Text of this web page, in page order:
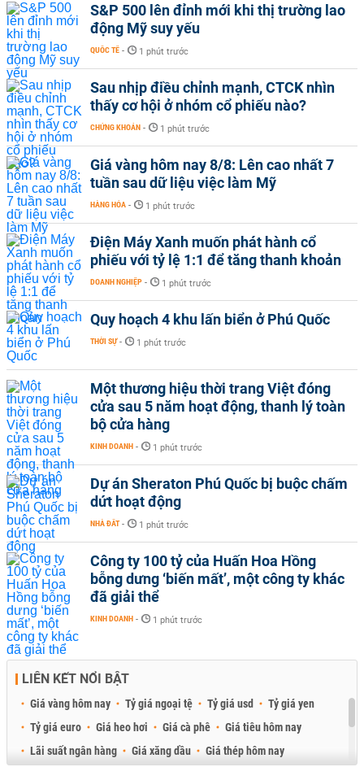
S&P 500 lên đỉnh mới khi thị trường lao
động Mỹ suy yếu
QUỐC TẾ - 1 phút trước
Sau nhịp điều chỉnh mạnh, CTCK nhìn
thấy cơ hội ở nhóm cổ phiếu nào?
CHỨNG KHOÁN - 1 phút trước
Giá vàng hôm nay 8/8: Lên cao nhất 7
tuần sau dữ liệu việc làm Mỹ
HÀNG HÓA - 1 phút trước
Điện Máy Xanh muốn phát hành cổ
phiếu với tỷ lệ 1:1 để tăng thanh khoản
DOANH NGHIỆP - 1 phút trước
Quy hoạch 4 khu lấn biển ở Phú Quốc
THỜI SỰ - 1 phút trước
Một thương hiệu thời trang Việt đóng
cửa sau 5 năm hoạt động, thanh lý toàn
bộ cửa hàng
KINH DOANH - 1 phút trước
Dự án Sheraton Phú Quốc bị buộc chấm
dứt hoạt động
NHÀ ĐẤT - 1 phút trước
Công ty 100 tỷ của Huấn Hoa Hồng
bỗng dưng ‘biến mất’, một công ty khác
đã giải thể
KINH DOANH - 1 phút trước
LIÊN KẾT NỔI BẬT
Giá vàng hôm nay Tỷ giá ngoại tệ Tỷ giá usd
Tỷ giá yen
Tỷ giá euro
Giá heo hơi Giá cà phê
Giá tiêu hôm nay
Lãi suất ngân hàng
Giá xăng dầu Giá thép hôm nay